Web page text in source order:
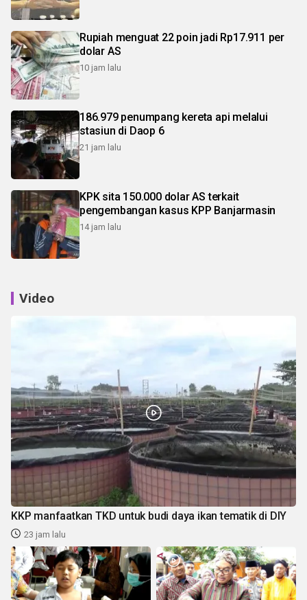
Rupiah menguat 22 poin jadi Rp17.911 per
dolar AS
10 jam lalu
186.979 penumpang kereta api melalui
stasiun di Daop 6
21 jam lalu
KPK sita 150.000 dolar AS terkait
pengembangan kasus KPP Banjarmasin
14 jam lalu
Video
KKP manfaatkan TKD untuk budi daya ikan tematik di DIY
23 jam lalu